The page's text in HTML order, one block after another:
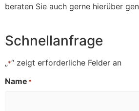
beraten Sie auch gerne hierüber
Schnellanfrage
„*“ zeigt erforderliche Felder an
Name *